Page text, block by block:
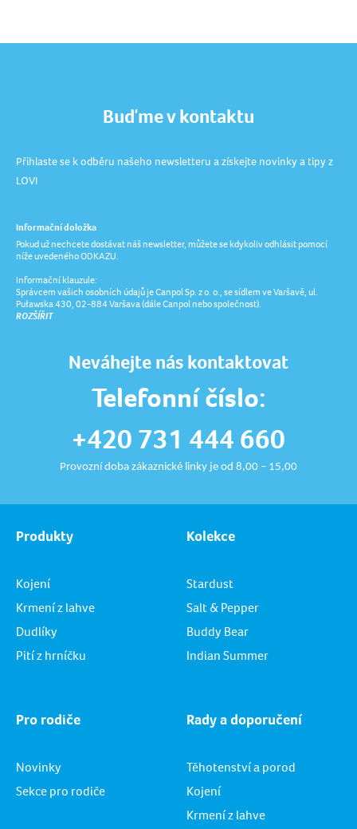
Neváhejte nás kontaktovat
Telefonní číslo:
+420 731 444 660
Provozní doba zákaznické linky je od 8,00 – 15,00
Buďme v kontaktu
Přihlaste se k odběru našeho newsletteru a získejte novinky a tipy z
LOVI
Informační doložka
Pokud už nechcete dostávat náš newsletter, můžete se kdykoliv odhlásit pomocí
níže uvedeného ODKAZU.
Informační klauzule:
Správcem vašich osobních údajů je Canpol Sp. z o. o., se sídlem ve Varšavě, ul.
Puławska 430, 02-884 Varšava (dále Canpol nebo společnost).
ROZŠÍŘIT
Produkty
Kojení
Krmení z lahve
Dudlíky
Pití z hrníčku
Kolekce
Stardust
Salt & Pepper
Buddy Bear
Indian Summer
Pro rodiče
Novinky
Sekce pro rodiče
Rady a doporučení
Těhotenství a porod
Kojení
Krmení z lahve